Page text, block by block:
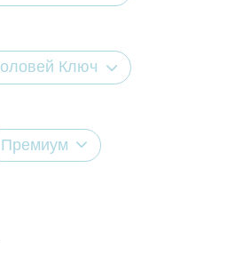
Ключ
Премиум